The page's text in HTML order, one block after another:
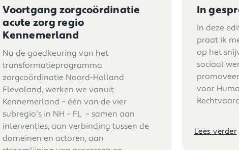
Voortgang zorgcoördinatie
acute zorg regio
Kennemerland
Na de goedkeuring van het
transformatieprogramma
zorgcoördinatie Noord-Holland
Flevoland, werken we vanuit
Kennemerland – één van de vier
subregio’s in NH – FL – samen aan
interventies, aan verbinding tussen de
domeinen en actoren, aan
In
In deze
praat ik
op het
sociaal
voor
Lees verder